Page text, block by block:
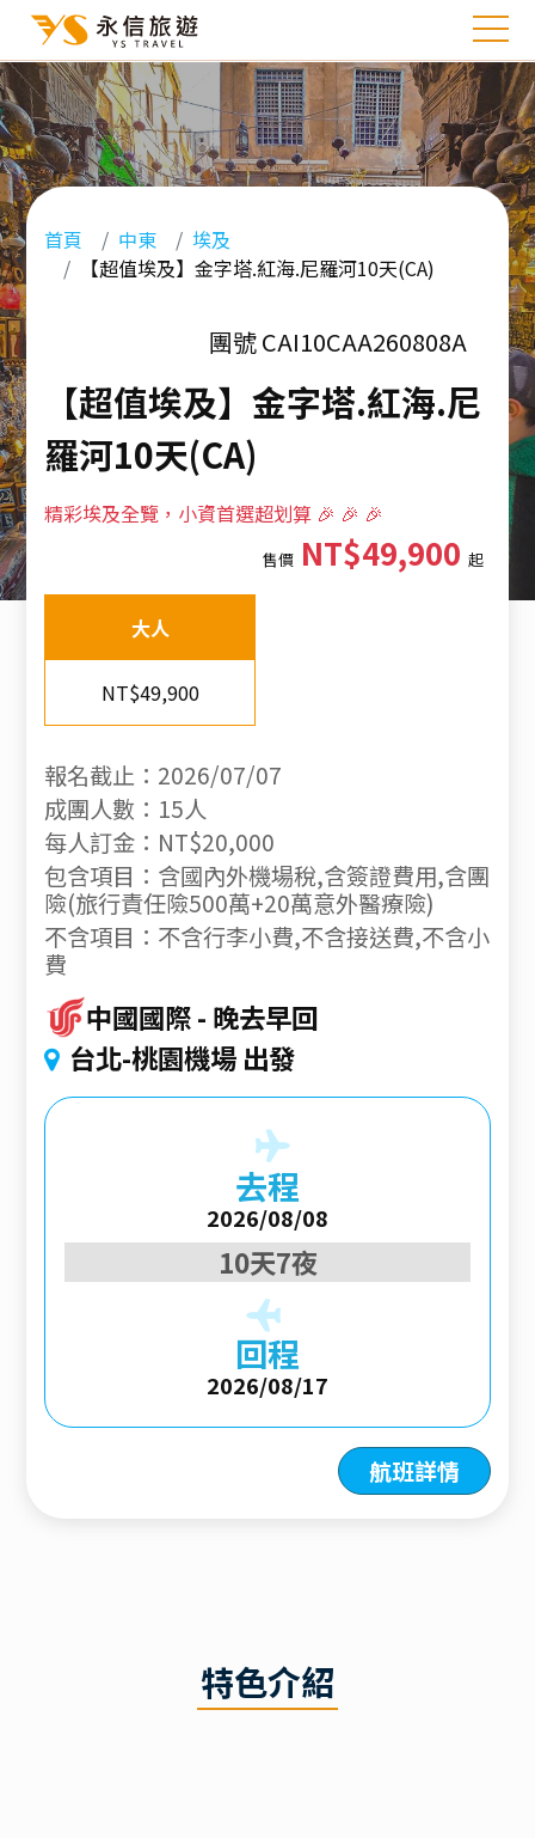
首頁 中東
埃及
【超值埃及】金字塔.紅海.尼羅河10天(CA)
團號 CAI10CAA260808A
【超值埃及】金字塔.紅海.尼
羅河10天(CA)
精彩埃及全覽，小資首選超划算 🎉 🎉 🎉
售價NT$49,900 起
大人
NT$49,900
報名截止：2026/07/07
成團人數：15人
每人訂金：NT$20,000
包含項目：含國內外機場稅,含簽證費用,含團
險(旅行責任險500萬+20萬意外醫療險)
不含項目：不含行李小費,不含接送費,不含小
費
中國國際 晚去早回
台北-桃園機場 出發
去程
2026/08/08
10天7夜
回程
2026/08/17
航班詳情
特色介紹